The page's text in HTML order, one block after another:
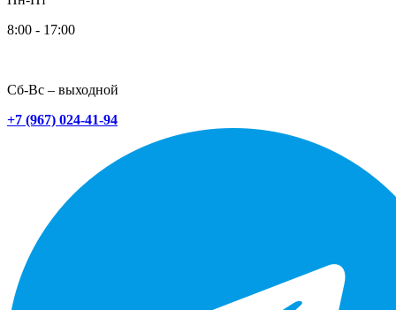
8:00 - 17:00
Сб-Вс – выходной
+7 (967) 024-41-94